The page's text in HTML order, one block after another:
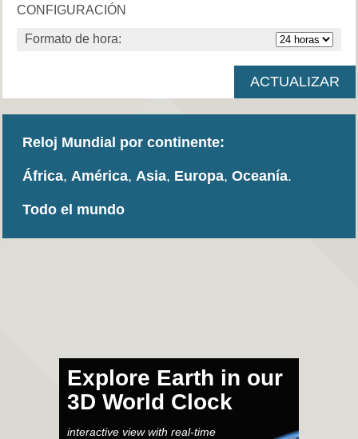
CONFIGURACIÓN
Formato de hora:
Reloj Mundial por continente:
África, América, Asia, Europa, Oceanía.
Todo el mundo
Explore Earth in our
3D World Clock
interactive view with real-time